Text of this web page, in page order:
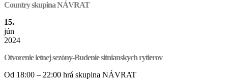
Country skupina NÁVRAT
15.
jún
2024
Otvorenie letnej sezóny-Budenie sitnianskych rytierov
Od 18:00 – 22:00 hrá skupina NÁVRAT